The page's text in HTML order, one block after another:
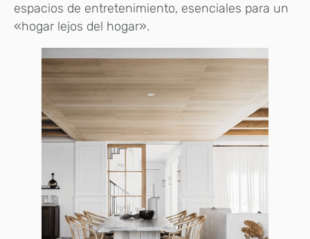
espacios de entretenimiento, esenciales para un
«hogar lejos del hogar».